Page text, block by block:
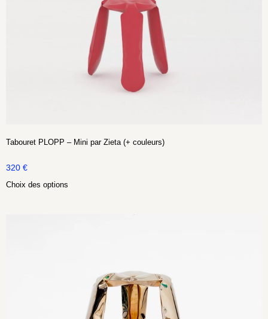
Tabouret PLOPP – Mini par Zieta (+ couleurs)
320 €
Choix des options